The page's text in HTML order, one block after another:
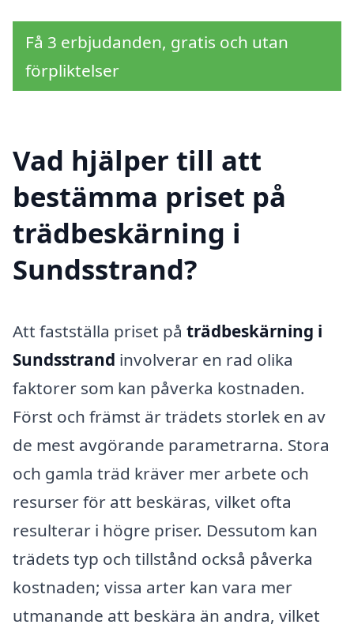
Få 3 erbjudanden, gratis och utan
förpliktelser
Vad hjälper till att
bestämma priset på
trädbeskärning i
Sundsstrand?
Att fastställa priset på trädbeskärning i
Sundsstrand involverar en rad olika
faktorer som kan påverka kostnaden.
Först och främst är trädets storlek en av
de mest avgörande parametrarna. Stora
och gamla träd kräver mer arbete och
resurser för att beskäras, vilket ofta
resulterar i högre priser. Dessutom kan
trädets typ och tillstånd också påverka
kostnaden; vissa arter kan vara mer
utmanande att beskära än andra, vilket